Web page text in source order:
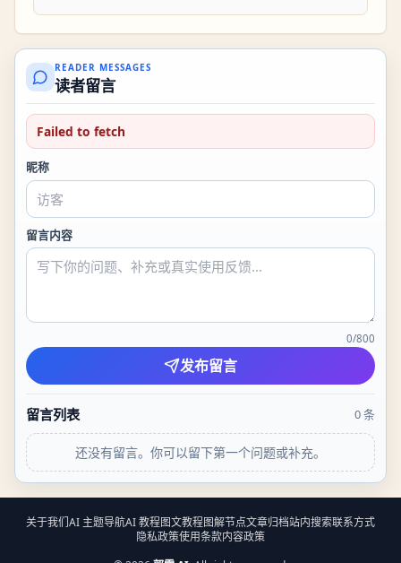
READER MESSAGES
读者留言
Failed to fetch
昵称
留言内容
0/800
发布留言
留言列表 0条
还没有留言。你可以留下第一个问题或补充。
关于我们AI 主题导航AI 教程图文教程图解节点文章归档站内搜索联系方式
隐私政策使用条款内容政策